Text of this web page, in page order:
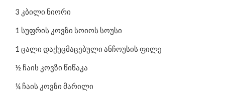
3 კბილი ნიორი
1 სუფრის კოვზი სოიოს სოუსი
1 ცალი დაქუცმაცებული ანჩოუსის ფილე
½ ჩაის კოვზი წიწაკა
¼ ჩაის კოვზი მარილი